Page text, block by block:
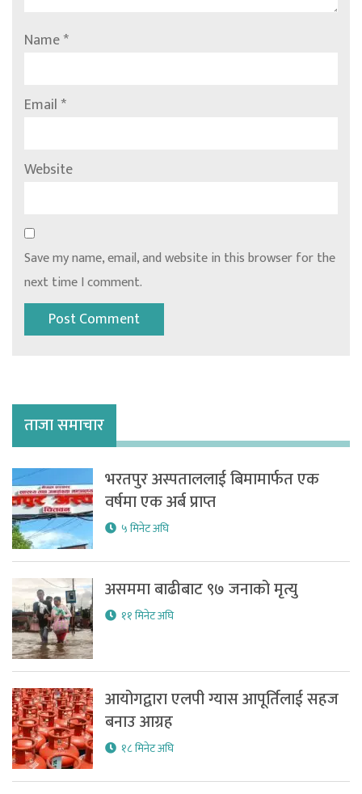
Name*
Email*
Website
Save my name, email, and website in this browser for the
next time I comment.
ताजा समाचार
भरतपुर अस्पताललाई बिमामार्फत एक
वर्षमा एक अर्ब प्राप्त
५ मिनेट अघि
असममा बाढीबाट ९७ जनाको मृत्यु
११ मिनेट अघि
आयोगद्वारा एलपी ग्यास आपूर्तिलाई सहज
बनाउ आग्रह
१८ मिनेट अघि